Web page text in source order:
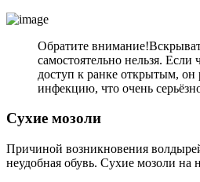
Обратите внимание!
самостоятельно нельзя. Если
доступ к ранке открытым, он
инфекцию, что очень
Сухие мозоли
Причиной возникновения
неудобная обувь. Сухие мозоли на